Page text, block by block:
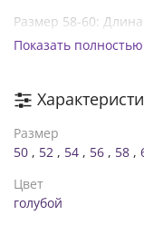
Размер 58-60:
- 130 см, длина
Бриджи с
Показать полностью
Размер
50 , 52 , 54 , 56 , 58 ,
Цвет
голубой